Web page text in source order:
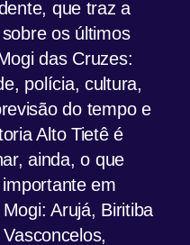
que traz a
os últimos
das Cruzes:
polícia, cultura,
do tempo e
Alto Tietê é
ainda, o que
em
Arujá, Biritiba